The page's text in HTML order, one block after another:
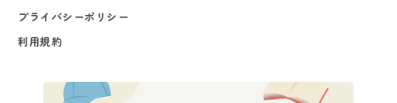
プライバシーポリシー
利用規約